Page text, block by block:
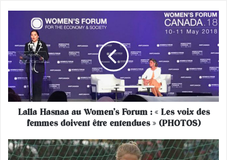
a
H
s
n
u
W
Lalla Hasnaa au Women’s Forum : « Les voix des
femmes doivent être entendues » (PHOTOS)
U
n